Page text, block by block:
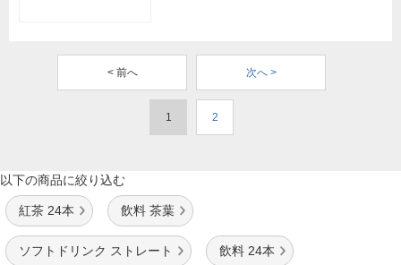
< 前へ 次へ >
1 2
以下の商品に絞り込む
紅茶 24本 飲料 茶葉
ソフトドリンク ストレート 飲料 24本